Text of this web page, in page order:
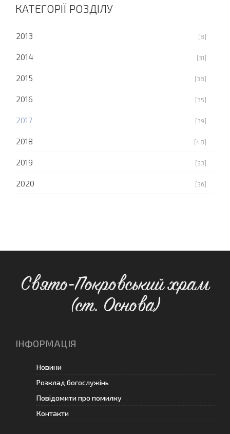
КАТЕГОРІЇ РОЗДІЛУ
2013 [8]
2014 [31]
2015 [38]
2016 [35]
2017 [39]
2018 [48]
2019 [33]
2020 [36]
Свято-Покровський храм
(ст. Основа)
ІНФОРМАЦІЯ
Новини
Розклад богослужінь
Повідомити про помилку
Контакти